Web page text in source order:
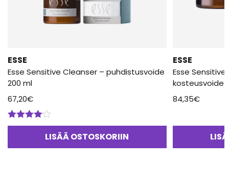
ESSE
Esse Sensitive Cleanser – puhdistusvoide
200 ml
67,20€
Arvostelu
LISÄÄ OSTOSKORIIN
ESSE
Esse
kosteusvoide
84,35€